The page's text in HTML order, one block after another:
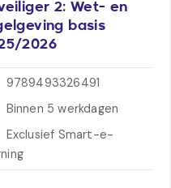
2: Wet- en
basis
2026
9789493326491
Binnen 5 werkdagen
Exclusief Smart-e-